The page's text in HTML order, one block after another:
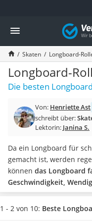
Die beliebtesten Vergleiche
Freizeit & Sport
Gartentrampolin
Trampolin
Metalldetektor
Eufab-Fahrradträger
Trampolin 366 cm
Aluminium-Koffer
Futterboot
E-Bike-Dreirad
Trekkingschuhe Herren
Reisetasche mit Rollen
Klimmzugstation
Koffer
Nachtsichtgerät
Vergleich
Skaten Longboard-
Longboard-
Die besten
Von: Henriette Ast
schreibt über:
Lektorin: Janina S.
Da ein Longboard für
gemacht ist, werden
können das Longboard
Geschwindigkeit,
verbessern. Welche
Sie nicht erst in einem
1 - 2 von 10: Beste